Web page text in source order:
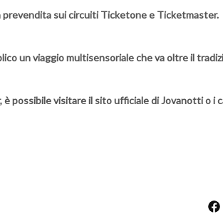
sui circuiti Ticketone e Ticketmaster.
un viaggio multisensoriale che va oltre il
possibile visitare il sito ufficiale di Jovanotti o i